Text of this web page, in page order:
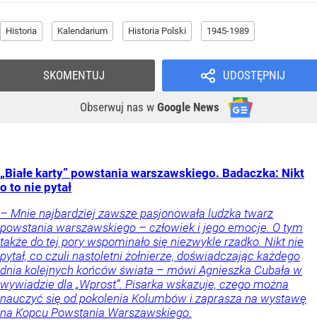
Historia Kalendarium Historia Polski 1945-1989
UDOSTĘPNIJ
Obserwuj nas w Google News
SKOMENTUJ
„Białe karty” powstania warszawskiego. Badaczka: Nikt
o to nie pytał
– Mnie najbardziej zawsze pasjonowała ludzka twarz
powstania warszawskiego – człowiek i jego emocje. O tym
także do tej pory wspominało się niezwykle rzadko. Nikt nie
pytał, co czuli nastoletni żołnierze, doświadczając każdego
dnia kolejnych końców świata – mówi Agnieszka Cubała w
wywiadzie dla „Wprost”. Pisarka wskazuje, czego można
nauczyć się od pokolenia Kolumbów i zaprasza na wystawę
na Kopcu Powstania Warszawskiego.